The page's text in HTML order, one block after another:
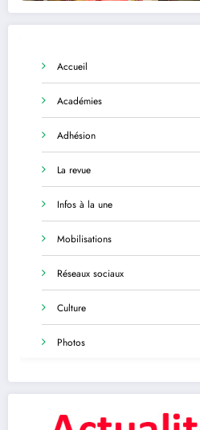
Accueil
Académies
Adhésion
La revue
Infos à la une
Mobilisations
Réseaux sociaux
Culture
Photos